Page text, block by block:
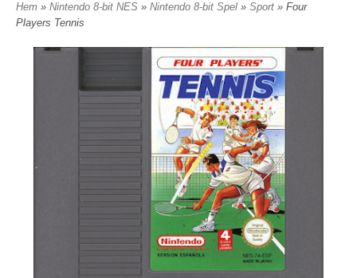
Hem » Nintendo 8-bit NES » Nintendo 8-bit Spel » Sport » Four
Players Tennis